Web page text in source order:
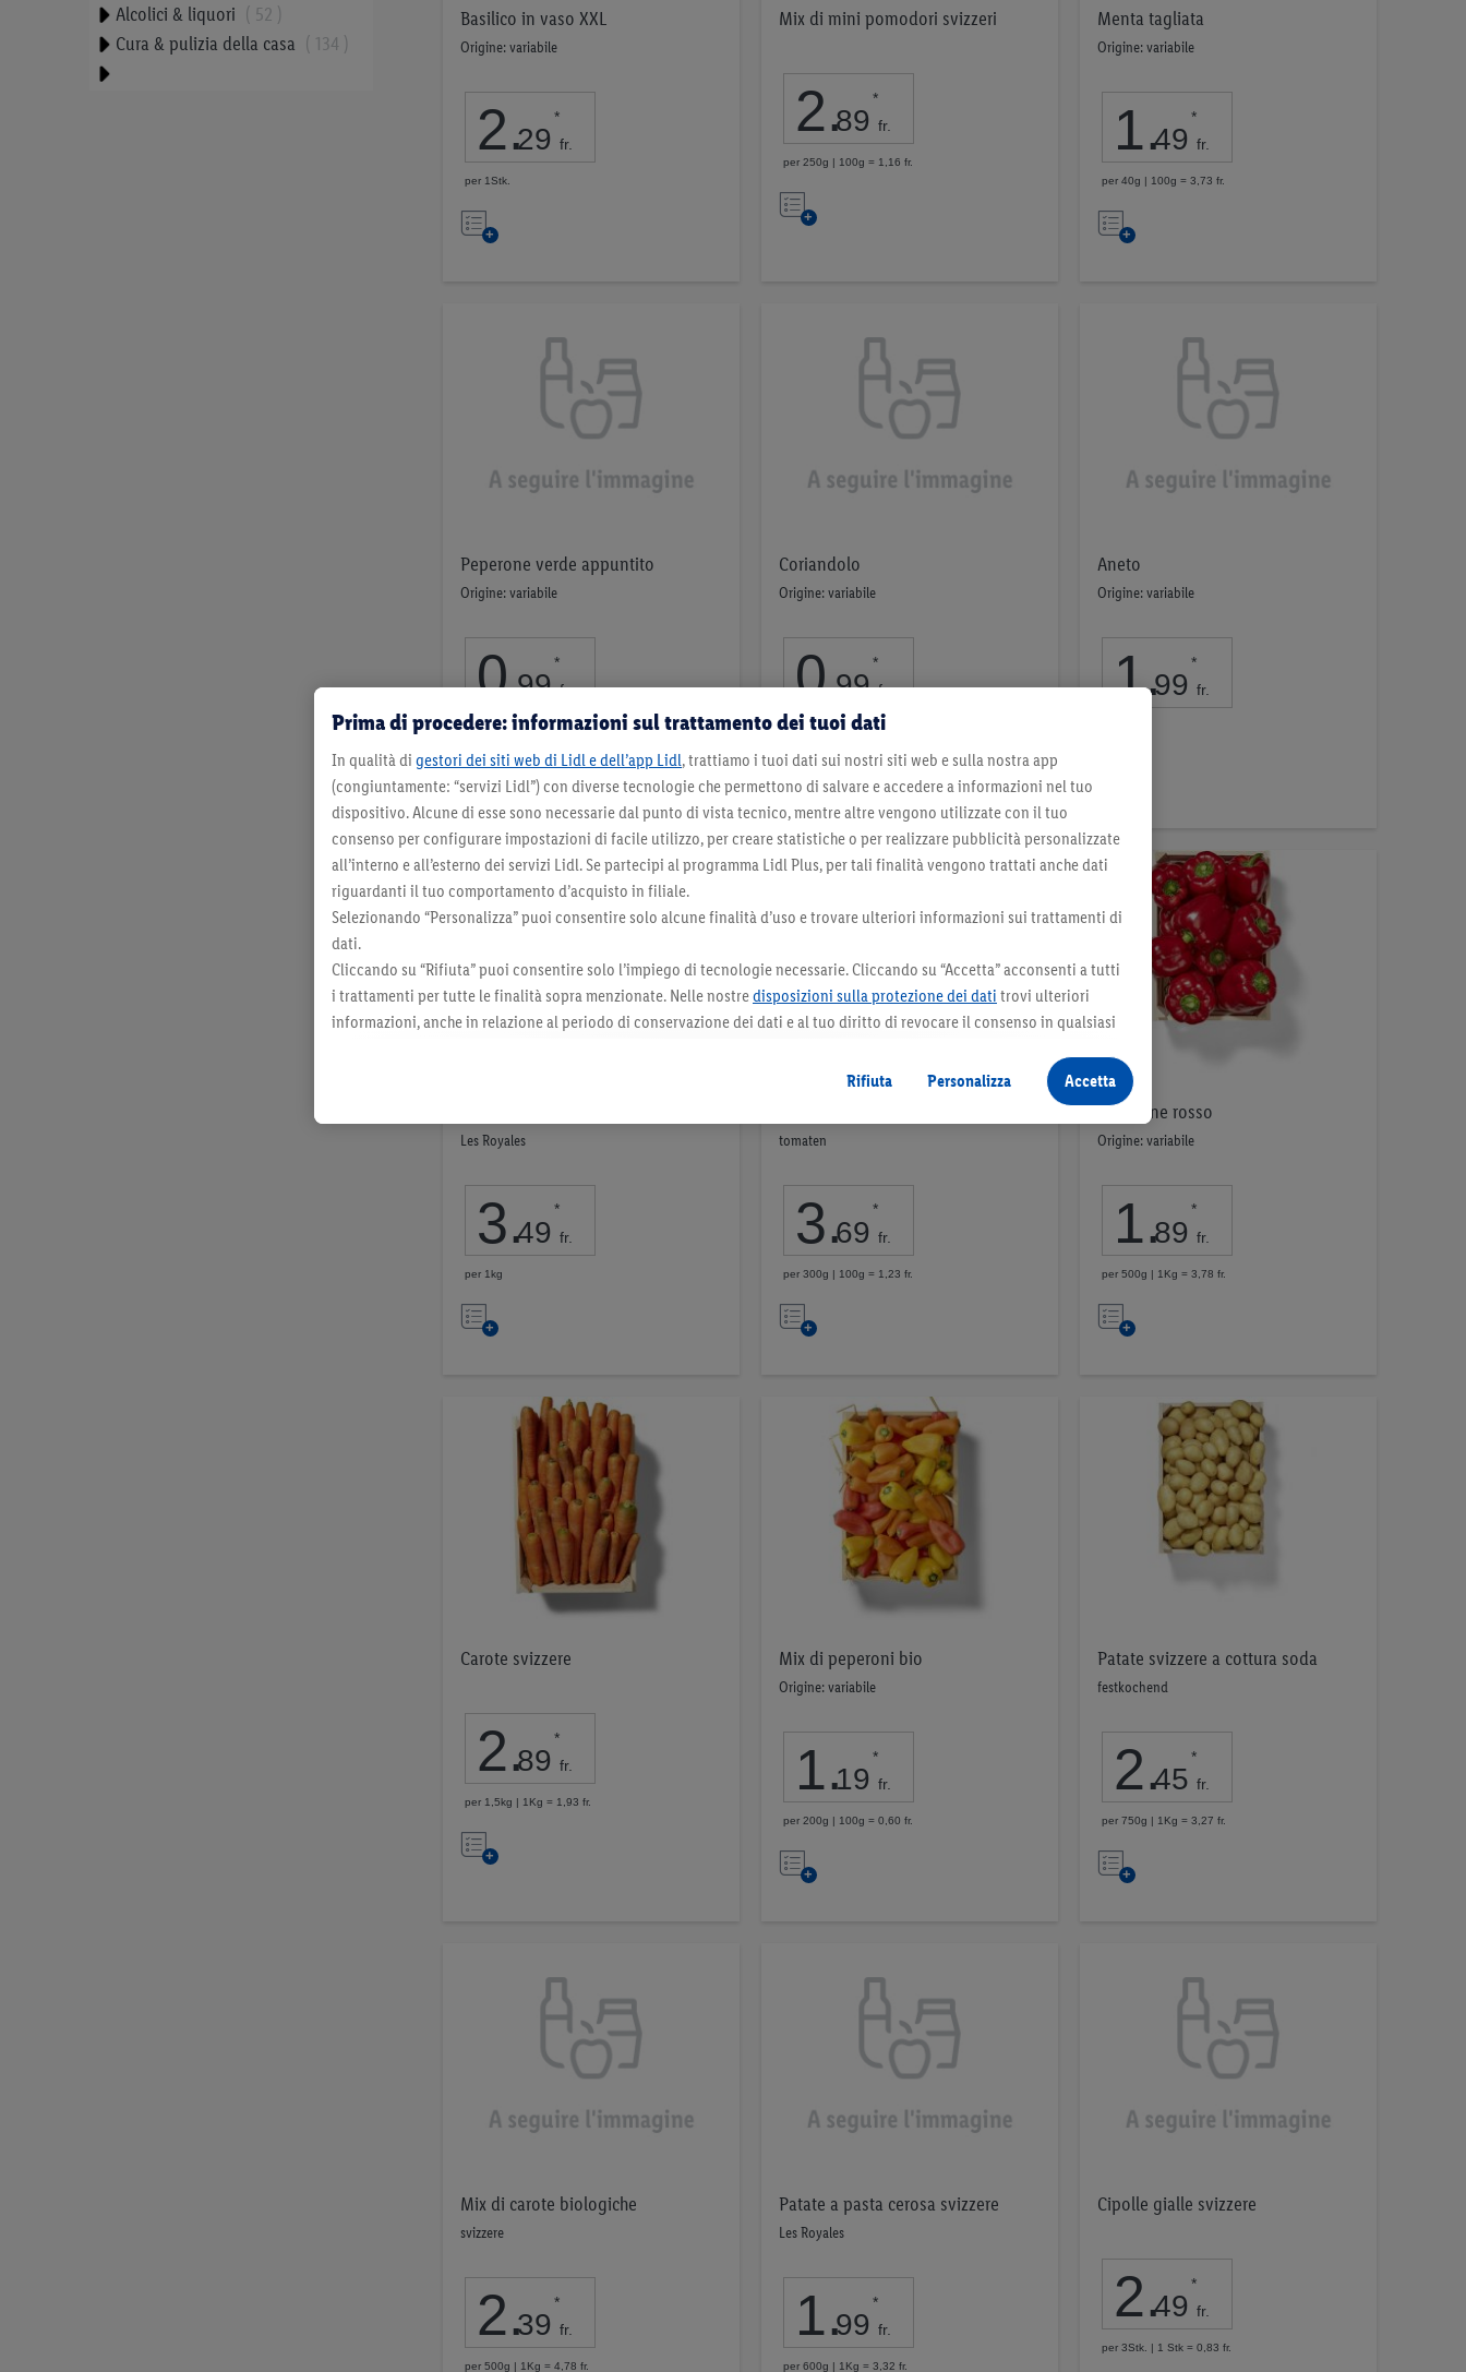
Basilico in vaso XXL
Origine: variabile
2.29
*
fr.
per 1Stk.
Nell’elenco
Mix di mini pomodori svizzeri
2.89
*
fr.
per 250g | 100g = 1,16 fr.
Nell’elenco
Menta tagliata
Origine: variabile
1.49
*
fr.
per 40g | 100g = 3,73 fr.
Nell’elenco
Peperone verde appuntito
Origine: variabile
0.99
*
fr.
per 200g | 100g = 0,50 fr.
Nell’elenco
Coriandolo
Origine: variabile
0.99
*
fr.
per 25g
Nell’elenco
Aneto
Origine: variabile
1.99
*
fr.
Les Royales
3.49
*
fr.
per 1kg
Nell’elenco
tomaten
3.69
*
fr.
per 300g | 100g = 1,23 fr.
Nell’elenco
Peperone rosso
Origine: variabile
1.89
*
fr.
per 500g | 1Kg = 3,78 fr.
Nell’elenco
Carote svizzere
2.89
*
fr.
per 1,5kg | 1Kg = 1,93 fr.
Nell’elenco
Mix di peperoni bio
Origine: variabile
1.19
*
fr.
per 200g | 100g = 0,60 fr.
Nell’elenco
Patate svizzere a cottura soda
festkochend
2.45
*
fr.
per 750g | 1Kg = 3,27 fr.
Nell’elenco
Mix di carote biologiche
svizzere
2.39
*
fr.
per 500g | 1Kg = 4,78 fr.
Patate a pasta cerosa svizzere
Les Royales
1.99
*
fr.
per 600g | 1Kg = 3,32 fr.
Cipolle gialle svizzere
2.49
*
fr.
per 3Stk. | 1 Stk = 0,83 fr.
Alcolici & liquori
52
Cura & pulizia della casa
134
Prima di procedere: informazioni sul trattamento dei tuoi dati
In qualità di gestori dei siti web di Lidl e dell’app Lidl, trattiamo i tuoi dati sui nostri siti web e sulla nostra app
(congiuntamente: “servizi Lidl”) con diverse tecnologie che permettono di salvare e accedere a informazioni nel tuo
dispositivo. Alcune di esse sono necessarie dal punto di vista tecnico, mentre altre vengono utilizzate con il tuo
consenso per configurare impostazioni di facile utilizzo, per creare statistiche o per realizzare pubblicità personalizzate
all’interno e all’esterno dei servizi Lidl. Se partecipi al programma Lidl Plus, per tali finalità vengono trattati anche dati
riguardanti il tuo comportamento d’acquisto in filiale.
Selezionando “Personalizza” puoi consentire solo alcune finalità d’uso e trovare ulteriori informazioni sui trattamenti di
dati.
Cliccando su “Rifiuta” puoi consentire solo l’impiego di tecnologie necessarie. Cliccando su “Accetta” acconsenti a tutti
i trattamenti per tutte le finalità sopra menzionate. Nelle nostredisposizioni sulla protezione dei dati trovi ulteriori
informazioni, anche in relazione al periodo di conservazione dei dati e al tuo diritto di revocare il consenso in qualsiasi
Rifiuta
Personalizza Accetta